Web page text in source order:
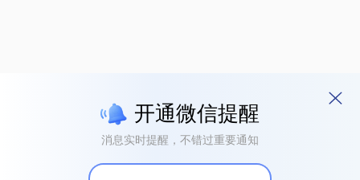
开通微信提醒
消息实时提醒，不错过重要通知